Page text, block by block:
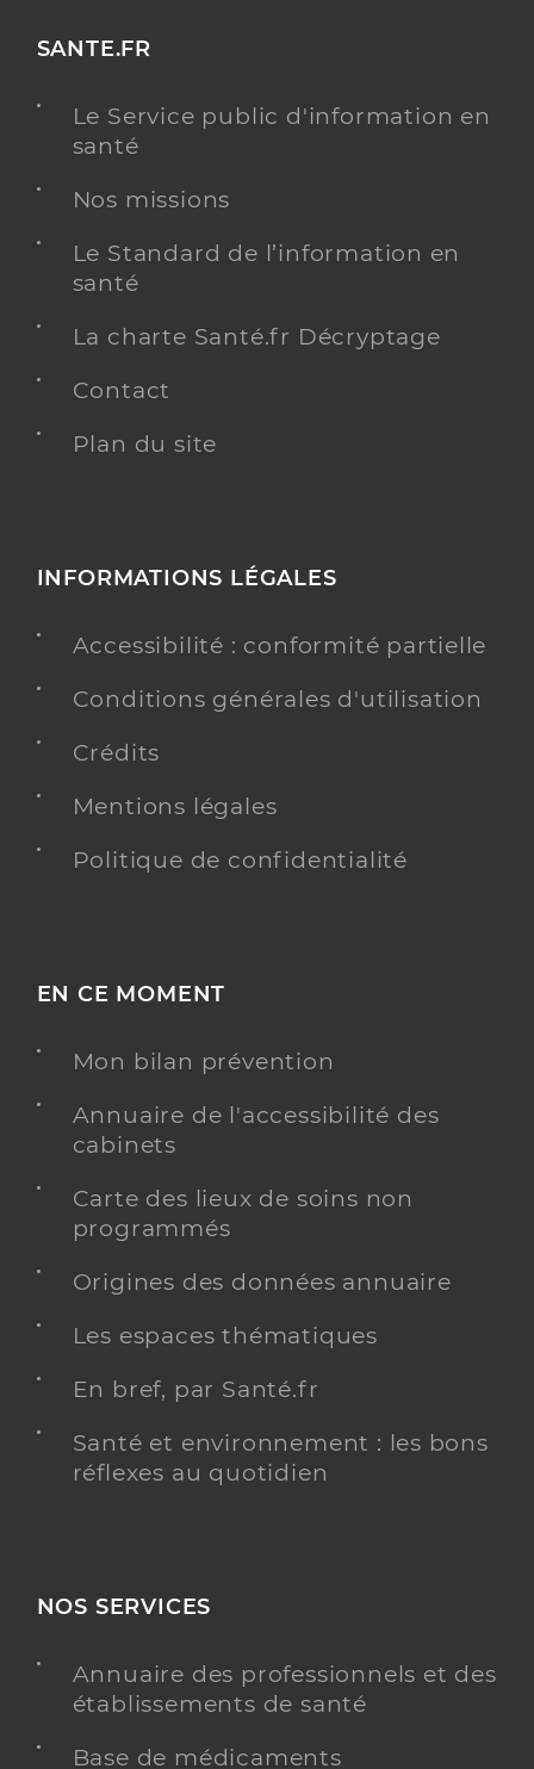
SANTE.FR
Le Service public d'information en
santé
Nos missions
Le Standard de l’information en
santé
La charte Santé.fr Décryptage
Contact
Plan du site
INFORMATIONS LÉGALES
Accessibilité : conformité partielle
Conditions générales d'utilisation
Crédits
Mentions légales
Politique de confidentialité
EN CE MOMENT
Mon bilan prévention
Annuaire de l'accessibilité des
cabinets
Carte des lieux de soins non
programmés
Origines des données annuaire
Les espaces thématiques
En bref, par Santé.fr
Santé et environnement : les bons
réflexes au quotidien
NOS SERVICES
Annuaire des professionnels et des
établissements de santé
Base de médicaments